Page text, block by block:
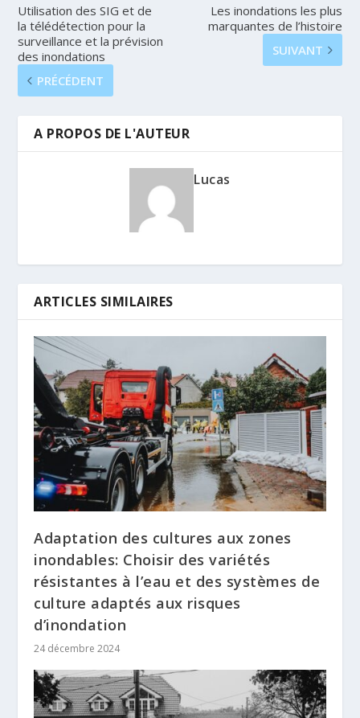
Utilisation des SIG et de
la télédétection pour la
surveillance et la prévision
des inondations
PRÉCÉDENT
Les inondations les plus
marquantes de l’histoire
SUIVANT
A PROPOS DE L'AUTEUR
Lucas
ARTICLES SIMILAIRES
Adaptation des cultures aux zones
inondables: Choisir des variétés
résistantes à l’eau et des systèmes de
culture adaptés aux risques
d’inondation
24 décembre 2024